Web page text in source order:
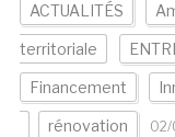
ACTUALITÉS
territoriale
Financement
rénovation 02/